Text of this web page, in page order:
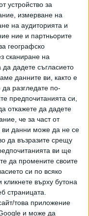
устройство за
измерване на
на аудиторията и
ние и партньорите
географско
сканиране на
да дадете съгласието
данните ви, както е
разгледате по-
предпочитанията си,
откажете да дадете
че за част от
ви данни може да не се
да възразите срещу
ви ще
да промените своите
си по всяко
кликнете върху бутона
страницата.
това приложение
и може да
по 6-те
обхващащи около
и горското
заетите в тази
професионална
4%. Това означава,
в този
запълни отдавна
е обратно
тук са най-
в тази сфера е